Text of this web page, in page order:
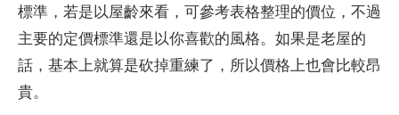
標準，若是以屋齡來看，可參考表格整理的價位，不過
主要的定價標準還是以你喜歡的風格。如果是老屋的
話，基本上就算是砍掉重練了，所以價格上也會比較昂
貴。